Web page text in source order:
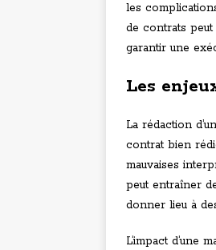
les
de contrats
garantir une
Les
La rédaction
contrat bien
mauvaises
peut entraîner
donner lieu à
L’impact d’une